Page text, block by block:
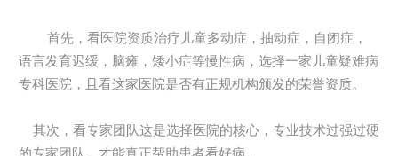
首先，看医院资质治疗儿童多动症，抽动症，自闭症，
语言发育迟缓，脑瘫，矮小症等慢性病，选择一家儿童疑难病
专科医院，且看这家医院是否有正规机构颁发的荣誉资质。
其次，看专家团队这是选择医院的核心，专业技术过强过硬
的专家团队、才能真正帮助患者看好病。